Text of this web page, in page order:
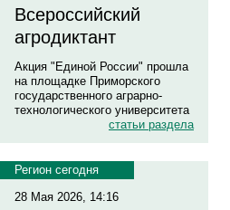
Всероссийский
агродиктант
Акция "Единой России" прошла
на площадке Приморского
государственного аграрно-
технологического университета
статьи раздела
Регион сегодня
28 Мая 2026, 14:16